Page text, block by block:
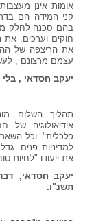
אומות אינן
קני המידה הם
בהם סכנה לחלק
חוקים וערכים. את
את הריצפה של
עצמם מרצונם ,
יעקב חסדאי , בלי
תהליך השלום
אידיאולוגיה של
כלכלית"- וכל
למדיניות פנים.
את ייעודו "לחיות
תשנ"ו.